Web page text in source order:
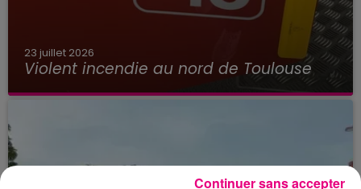
23 juillet 2026
Violent incendie au nord de Toulouse
Continuer sans accepter